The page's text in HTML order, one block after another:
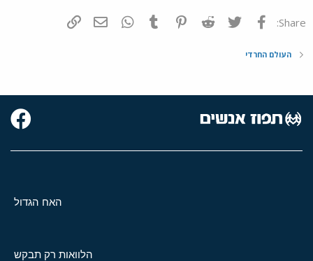
Share: פייסבוק Twitter
Reddit
Pinterest
Tumblr
WhatsAppדואר אלקטרוני
העולם החרדי
האח הגדול
הלוואות רק תבקש